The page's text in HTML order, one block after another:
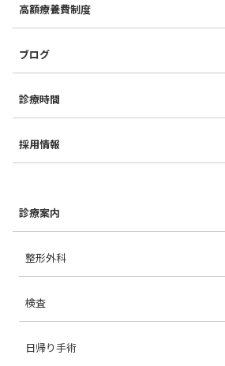
高額療養費制度
ブログ
診療時間
採用情報
診療案内
整形外科
検査
日帰り手術